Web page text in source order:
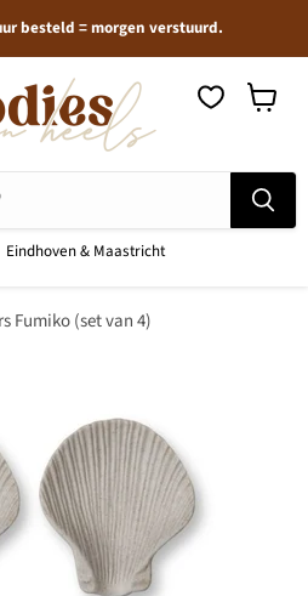
besteld = morgen verstuurd.
Eindhoven & Maastricht
Fumiko (set van 4)